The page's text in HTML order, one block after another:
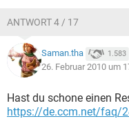
ANTWORT 4 / 17
Saman.tha 1.583
26. Februar 2010 um
Hast du schone einen
https://de.ccm.net/faq/